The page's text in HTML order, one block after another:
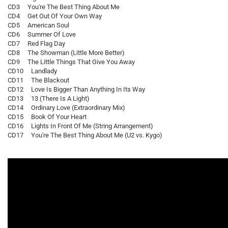
CD3 You're The Best Thing About Me
CD4 Get Out Of Your Own Way
CD5 American Soul
CD6 Summer Of Love
CD7 Red Flag Day
CD8 The Showman (Little More Better)
CD9 The Little Things That Give You Away
CD10 Landlady
CD11 The Blackout
CD12 Love Is Bigger Than Anything In Its Way
CD13 13 (There Is A Light)
CD14 Ordinary Love (Extraordinary Mix)
CD15 Book Of Your Heart
CD16 Lights In Front Of Me (String Arrangement)
CD17 You're The Best Thing About Me (U2 vs. Kygo)